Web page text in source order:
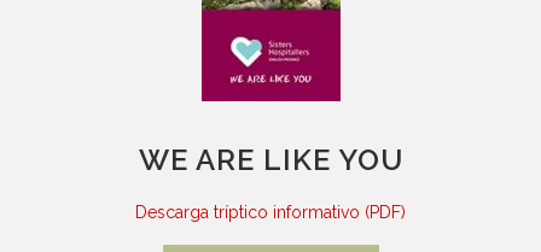
WE ARE LIKE YOU
Descarga tríptico informativo (PDF)